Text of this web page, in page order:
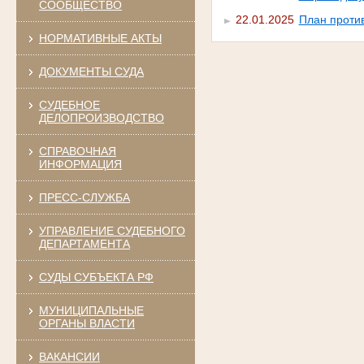
СООБЩЕСТВО
НОРМАТИВНЫЕ АКТЫ
ДОКУМЕНТЫ СУДА
СУДЕБНОЕ
ДЕЛОПРОИЗВОДСТВО
СПРАВОЧНАЯ
ИНФОРМАЦИЯ
ПРЕСС-СЛУЖБА
УПРАВЛЕНИЕ СУДЕБНОГО
ДЕПАРТАМЕНТА
СУДЫ СУБЪЕКТА РФ
МУНИЦИПАЛЬНЫЕ
ОРГАНЫ ВЛАСТИ
ВАКАНСИИ
22.01.2025 План